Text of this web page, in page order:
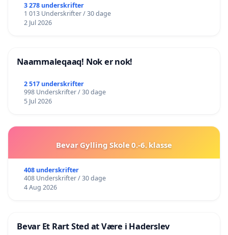
3 278 underskrifter
1 013 Underskrifter / 30 dage
2 Jul 2026
Naammaleqaaq! Nok er nok!
2 517 underskrifter
998 Underskrifter / 30 dage
5 Jul 2026
Bevar Gylling Skole 0.-6. klasse
408 underskrifter
408 Underskrifter / 30 dage
4 Aug 2026
Bevar Et Rart Sted at Være i Haderslev